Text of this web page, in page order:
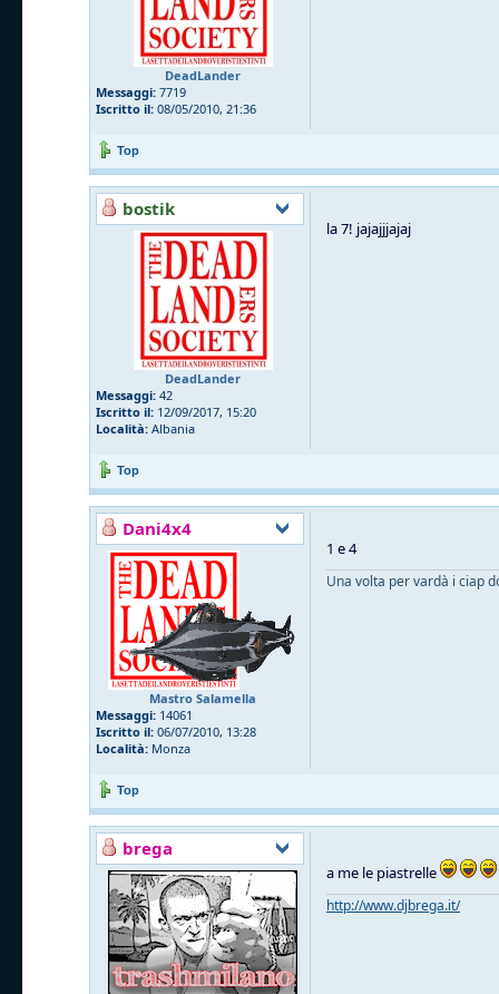
DeadLander
Messaggi: 7719
Iscritto il: 08/05/2010, 21:36
Top
bostik
DeadLander
Messaggi: 42
Iscritto il: 12/09/2017, 15:20
Località: Albania
la 7! jajajjjajaj
Top
Dani4x4
Mastro Salamella
Messaggi: 14061
Iscritto il: 06/07/2010, 13:28
Località: Monza
1 e 4
Una volta per vardà i ciap
Top
brega
a me le piastrelle
http://www.djbrega.it/